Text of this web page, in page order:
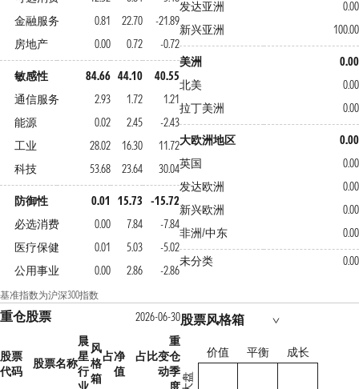
金融服务
0.81 22.70
-21.89
房地产
0.00 0.72 -0.72
敏感性 84.66 44.10
40.55
通信服务
2.93 1.72
1.21
能源
0.02 2.45
-2.43
工业
28.02 16.30
11.72
科技
53.68 23.64 30.04
防御性 0.01 15.73
-15.72
必选消费
0.00 7.84
-7.84
医疗保健
0.01 5.03
-5.02
公用事业
0.00 2.86 -2.86
基准指数为沪深300指数
发达亚洲
0.00
新兴亚洲
100.00
美洲
0.00
北美
0.00
拉丁美洲
0.00
大欧洲地区
0.00
英国
0.00
发达欧洲
0.00
新兴欧洲
0.00
非洲/中东
0.00
未分类
0.00
重仓股票 2026-06-30
股票
代码
股票名称
晨
星
行
风
格
箱
占净
值
占比变
动
重
仓
季
股票风格箱
价值 平衡 成长
大盘